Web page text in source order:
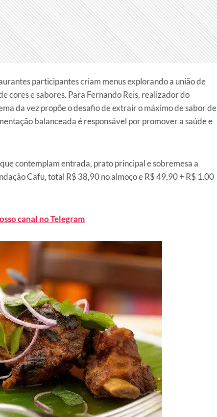
participantes criam menus explorando a união de
cores e sabores. Para Fernando Reis, realizador do
da vez propõe o desafio de extrair o máximo de sabor de
balanceada é responsável por promover a saúde e
contemplam entrada, prato principal e sobremesa a
Cafu, total R$ 38,90 no almoço e R$ 49,90 + R$ 1,00
canal no Telegram